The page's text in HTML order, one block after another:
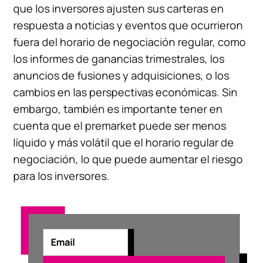
que los inversores ajusten sus carteras en
respuesta a noticias y eventos que ocurrieron
fuera del horario de negociación regular, como
los informes de ganancias trimestrales, los
anuncios de fusiones y adquisiciones, o los
cambios en las perspectivas económicas. Sin
embargo, también es importante tener en
cuenta que el premarket puede ser menos
líquido y más volátil que el horario regular de
negociación, lo que puede aumentar el riesgo
para los inversores.